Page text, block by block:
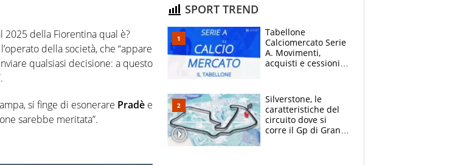
2025 della Fiorentina qual è?
della società, che “appare
qualsiasi decisione: a questo
si finge di esonerare Pradè e
sarebbe meritata”.
SPORT TREND
Tabellone
Calciomercato Serie
A. Movimenti,
acquisti e cessioni:
Silverstone, le
caratteristiche del
circuito dove si
corre il Gp di Gran